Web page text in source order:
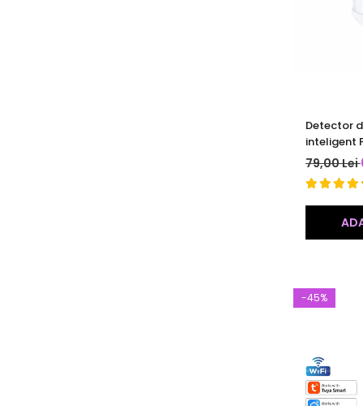
Detector
inteligent
Wireless,
Google
79,00 Lei
-45%